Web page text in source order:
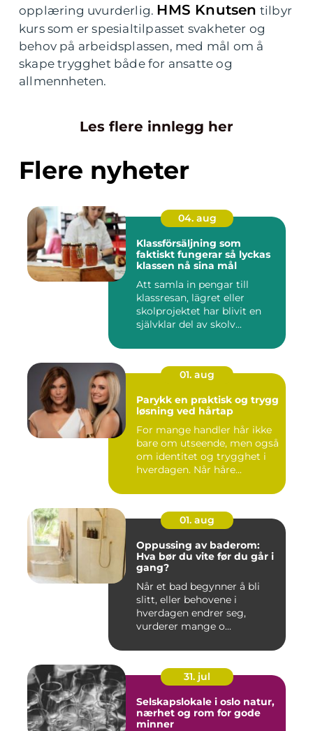
opplæring uvurderlig. HMS Knutsen tilbyr
kurs som er spesialtilpasset svakheter og
behov på arbeidsplassen, med mål om å
skape trygghet både for ansatte og
allmennheten.
Les flere innlegg her
Flere nyheter
04. aug
Klassförsäljning som
faktiskt fungerar så lyckas
klassen nå sina mål
Att samla in pengar till
klassresan, lägret eller
skolprojektet har blivit en
självklar del av skolv...
01. aug
Parykk en praktisk og trygg
løsning ved hårtap
For mange handler hår ikke
bare om utseende, men også
om identitet og trygghet i
hverdagen. Når håre...
01. aug
Oppussing av baderom:
Hva bør du vite før du går i
gang?
Når et bad begynner å bli
slitt, eller behovene i
hverdagen endrer seg,
vurderer mange o...
31. jul
Selskapslokale i oslo natur,
nærhet og rom for gode
minner